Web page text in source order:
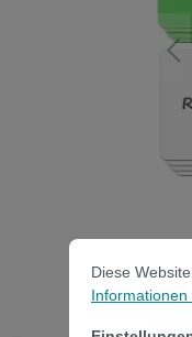
Cookie-
Diese Website
Diese
Informationen